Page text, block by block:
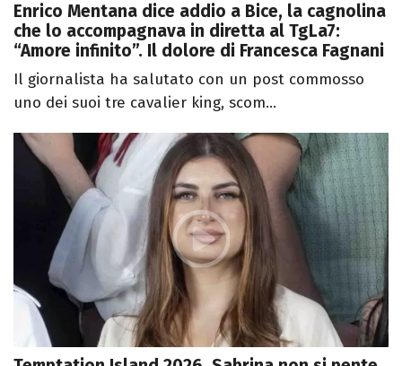
Enrico Mentana dice addio a Bice, la cagnolina
che lo accompagnava in diretta al TgLa7:
“Amore infinito”. Il dolore di Francesca Fagnani
Il giornalista ha salutato con un post commosso
uno dei suoi tre cavalier king, scom...